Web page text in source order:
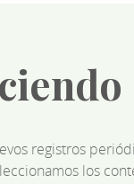
registros
los